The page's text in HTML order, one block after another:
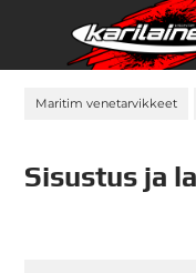
Maritim venetarvikkeet
Sisustus ja